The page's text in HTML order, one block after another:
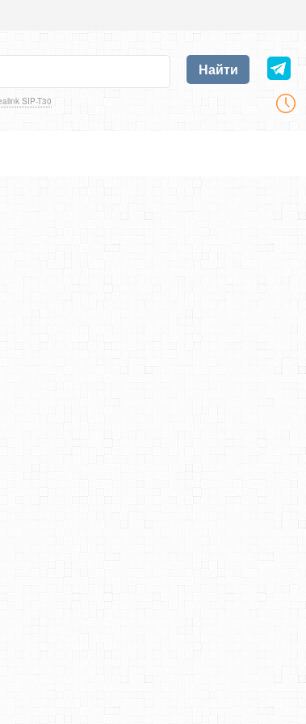
SIP-T30
Найти